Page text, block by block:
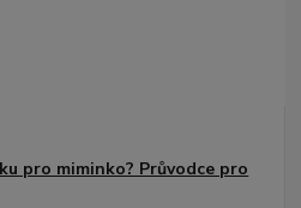
pro miminko? Průvodce pro